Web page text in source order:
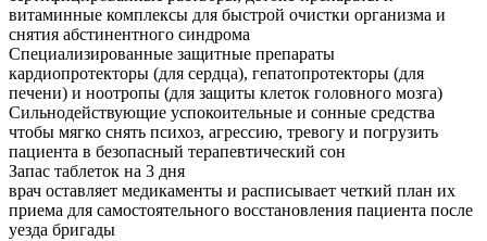
витаминные комплексы для быстрой очистки организма и
снятия абстинентного синдрома
Специализированные защитные препараты
кардиопротекторы (для сердца), гепатопротекторы (для
печени) и ноотропы (для защиты клеток головного мозга)
Сильнодействующие успокоительные и сонные средства
чтобы мягко снять психоз, агрессию, тревогу и погрузить
пациента в безопасный терапевтический сон
Запас таблеток на 3 дня
врач оставляет медикаменты и расписывает четкий план их
приема для самостоятельного восстановления пациента после
уезда бригады